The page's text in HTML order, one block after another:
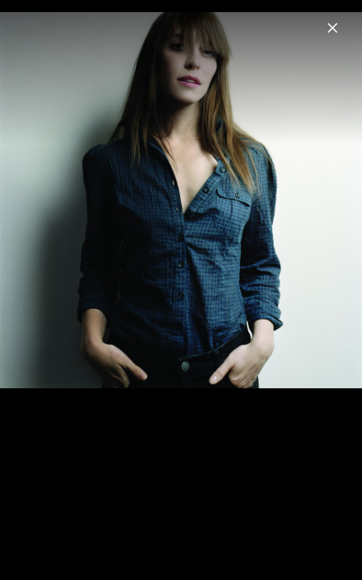
Menu
News Musik Videos Fotos
Album-Artwork „Multitudes“ (2023)
Pressebilder "Multitudes" 2023